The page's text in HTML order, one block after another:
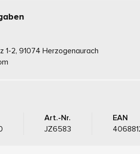
1-2, 91074 Herzogenaurach
Art.-Nr.
JZ6583
EAN